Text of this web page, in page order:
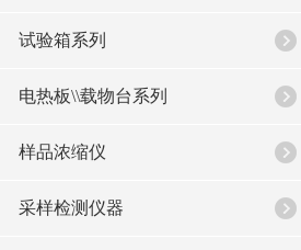
试验箱系列
电热板\\载物台系列
样品浓缩仪
采样检测仪器